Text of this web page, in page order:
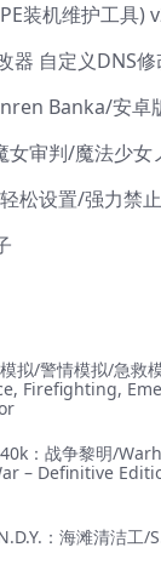
装机维护工具)
器 自定义DNS修
Banka/安卓
女审判/魔法少女
松设置/强力禁
拟/警情模拟/急救
Firefighting,
：战争黎明/
– Definitive
：海滩清洁工/